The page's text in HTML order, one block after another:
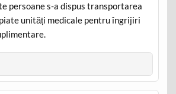
persoane s-a dispus transportarea
unități medicale pentru îngrijiri